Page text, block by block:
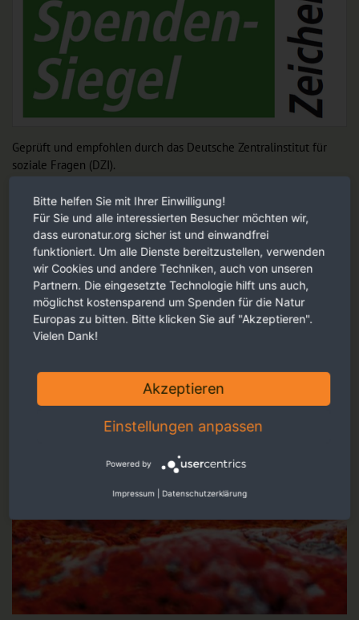
Geprüft und empfohlen durch das Deutsche Zentralinstitut für
soziale Fragen (DZI).
DZI Spendensiegel
Unsere Empfehlung für Sie
Bitte helfen Sie mit Ihrer Einwilligung!
Für Sie und alle interessierten Besucher möchten wir,
dass euronatur.org sicher ist und einwandfrei
funktioniert. Um alle Dienste bereitzustellen, verwenden
wir Cookies und andere Techniken, auch von unseren
Partnern. Die eingesetzte Technologie hilft uns auch,
möglichst kostensparend um Spenden für die Natur
Europas zu bitten. Bitte klicken Sie auf "Akzeptieren".
Vielen Dank!
Akzeptieren
Einstellungen anpassen
Powered by
Impressum Datenschutzerklärung